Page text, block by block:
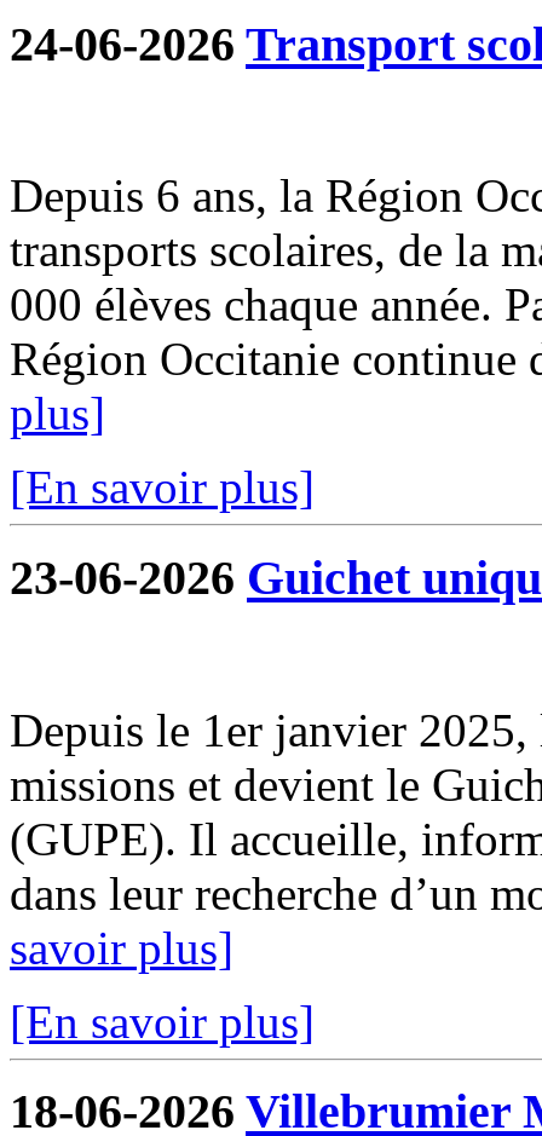
24-06-2026 Transport
Depuis 6 ans, la Région
transports scolaires, de la
000 élèves chaque année.
Région Occitanie continue
plus]
[En savoir plus]
23-06-2026 Guichet
Depuis le 1er janvier 2025,
missions et devient le
(GUPE). Il accueille,
dans leur recherche d’un
savoir plus]
[En savoir plus]
18-06-2026 Villebrumier